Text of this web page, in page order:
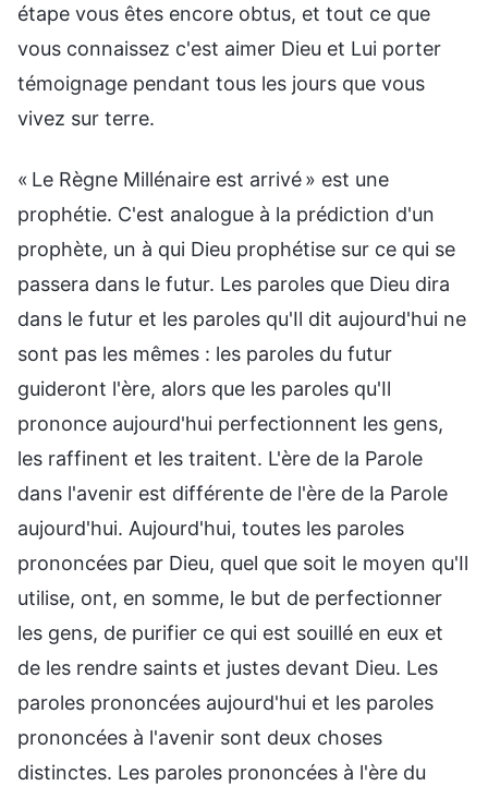
étape vous êtes encore obtus, et tout ce que
vous connaissez c'est aimer Dieu et Lui porter
témoignage pendant tous les jours que vous
vivez sur terre.
« Le Règne Millénaire est arrivé » est une
prophétie. C'est analogue à la prédiction d'un
prophète, un à qui Dieu prophétise sur ce qui se
passera dans le futur. Les paroles que Dieu dira
dans le futur et les paroles qu'Il dit aujourd'hui ne
sont pas les mêmes : les paroles du futur
guideront l'ère, alors que les paroles qu'Il
prononce aujourd'hui perfectionnent les gens,
les raffinent et les traitent. L'ère de la Parole
dans l'avenir est différente de l'ère de la Parole
aujourd'hui. Aujourd'hui, toutes les paroles
prononcées par Dieu, quel que soit le moyen qu'Il
utilise, ont, en somme, le but de perfectionner
les gens, de purifier ce qui est souillé en eux et
de les rendre saints et justes devant Dieu. Les
paroles prononcées aujourd'hui et les paroles
prononcées à l'avenir sont deux choses
distinctes. Les paroles prononcées à l'ère du